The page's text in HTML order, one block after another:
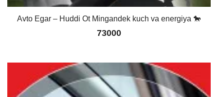
Avto Egar – Huddi Ot Mingandek kuch va energiya 🐎
73000